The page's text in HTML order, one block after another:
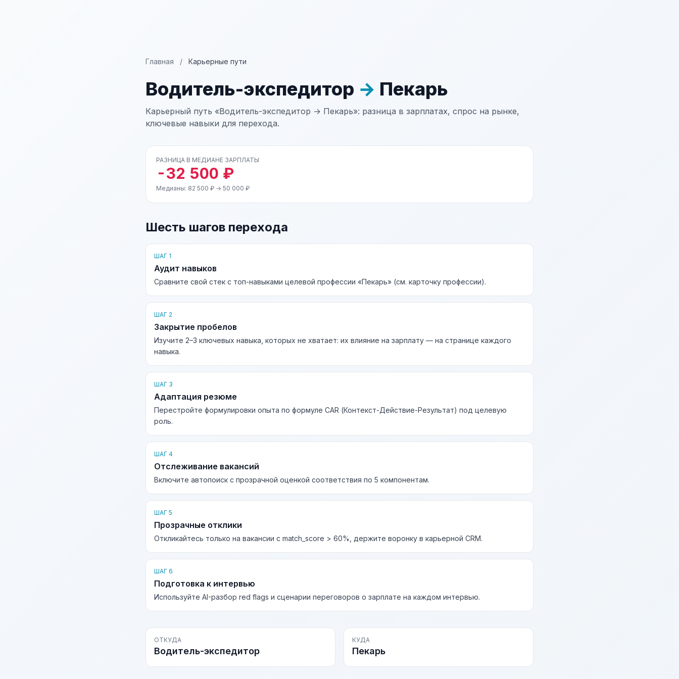
Главная / Карьерные пути
Водитель-экспедитор → Пекарь
Карьерный путь «Водитель-экспедитор → Пекарь»: разница в зарплатах, спрос на рынке,
ключевые навыки для перехода.
РАЗНИЦА В МЕДИАНЕ ЗАРПЛАТЫ
-32 500 ₽
Медианы: 82 500 ₽ → 50 000 ₽
Шесть шагов перехода
ШАГ 1
Аудит навыков
Сравните свой стек с топ-навыками целевой профессии «Пекарь» (см. карточку профессии).
ШАГ 2
Закрытие пробелов
Изучите 2–3 ключевых навыка, которых не хватает: их влияние на зарплату — на странице каждого
навыка.
ШАГ 3
Адаптация резюме
Перестройте формулировки опыта по формуле CAR (Контекст-Действие-Результат) под целевую
роль.
ШАГ 4
Отслеживание вакансий
Включите автопоиск с прозрачной оценкой соответствия по 5 компонентам.
ШАГ 5
Прозрачные отклики
Откликайтесь только на вакансии с match_score > 60%, держите воронку в карьерной CRM.
ШАГ 6
Подготовка к интервью
Используйте AI-разбор red flags и сценарии переговоров о зарплате на каждом интервью.
ОТКУДА
Водитель-экспедитор
КУДА
Пекарь